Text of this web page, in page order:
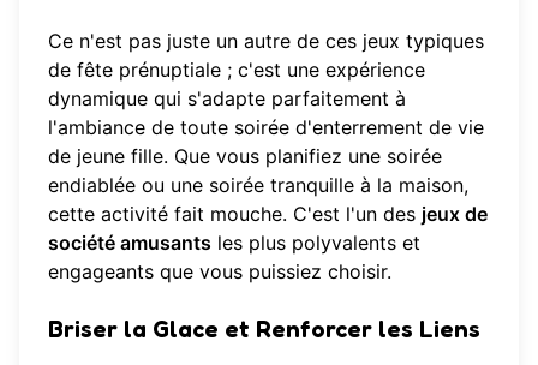
Ce n'est pas juste un autre de ces jeux typiques
de fête prénuptiale ; c'est une expérience
dynamique qui s'adapte parfaitement à
l'ambiance de toute soirée d'enterrement de vie
de jeune fille. Que vous planifiez une soirée
endiablée ou une soirée tranquille à la maison,
cette activité fait mouche. C'est l'un des jeux de
société amusants les plus polyvalents et
engageants que vous puissiez choisir.
Briser la Glace et Renforcer les Liens